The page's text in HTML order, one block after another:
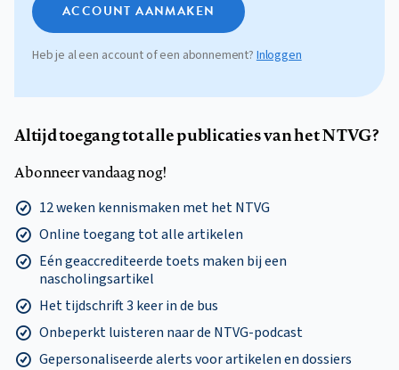
ACCOUNT AANMAKEN
Heb je al een account of een abonnement? Inloggen
Altijd toegang tot alle publicaties van het NTVG?
Abonneer vandaag nog!
12 weken kennismaken met het NTVG
Online toegang tot alle artikelen
Eén geaccrediteerde toets maken bij een
nascholingsartikel
Het tijdschrift 3 keer in de bus
Onbeperkt luisteren naar de NTVG-podcast
Gepersonaliseerde alerts voor artikelen en dossiers